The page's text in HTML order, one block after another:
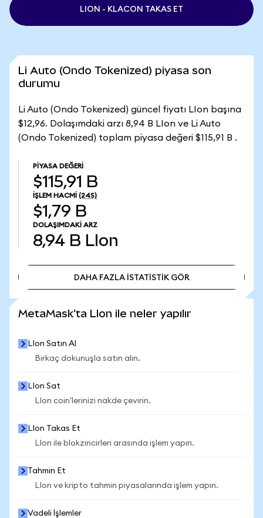
LION - KLACON TAKAS ET
Li Auto (Ondo Tokenized) piyasa son
durumu
Li Auto (Ondo Tokenized) güncel fiyatı LIon başına
$12,96. Dolaşımdaki arzı 8,94 B LIon ve Li Auto
(Ondo Tokenized) toplam piyasa değeri $115,91 B .
PIYASA DEĞERI
$115,91 B
İŞLEM HACMI (24S)
$1,79 B
DOLAŞIMDAKI ARZ
8,94 B LIon
DAHA FAZLA İSTATİSTİK GÖR
MetaMask'ta LIon ile neler yapılır
LIon Satın Al
Birkaç dokunuşla satın alın.
LIon Sat
LIon coin'lerinizi nakde çevirin.
LIon Takas Et
LIon ile blokzincirleri arasında işlem yapın.
Tahmin Et
LIon ve kripto tahmin piyasalarında işlem yapın.
Vadeli İşlemler